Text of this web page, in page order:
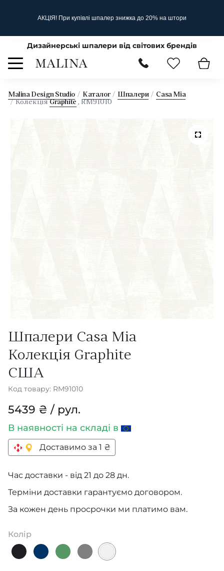
АКЦІЯ! При купівлі шпалер знижка до 20% на штори
Дизайнерські шпалери від світових брендів
Malina Design Studio Каталог Шпалери
Casa Mia
Колекція Graphite , RM91010
Шпалери Casa Mia
Колекція Graphite
США
Код товару: RM91010
5439 ₴ / рул.
В наявності на складі в
Доставимо за 1 ₴
Час доставки - від 21 до 28 дн.
Терміни доставки гарантуємо договором.
За кожен день просрочки ми платимо вам.
Колір